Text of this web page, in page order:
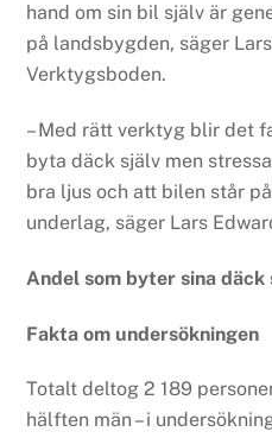
hand om sin bil själv är
på landsbygden, säger
Verktygsboden.
– Med rätt verktyg blir det
byta däck själv men
bra ljus och att bilen står
underlag, säger Lars
Andel som byter sina
Fakta om undersökningen
Totalt deltog 2 189
hälften män – i